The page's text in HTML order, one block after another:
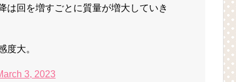
は回を増すごとに質量が増大していき
度大。
3, 2023